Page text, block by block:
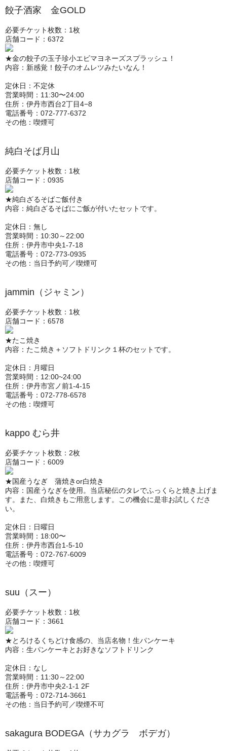
餃子酒家 金GOLD
必要チケット枚数：1枚
店舗コード：6372
★金の餃子の玉子珍小エビマヨネーズスプラッシュ！
内容：新感覚！餃子のオムレツみたいなん！
定休日：不定休
営業時間：11:30〜24:00
住所：伊丹市西台2丁目4−8
電話番号：072-777-6372
その他：喫煙可
純白そば月山
必要チケット枚数：1枚
店舗コード：0935
★純白ざるそばご飯付き
内容：純白ざるそばにご飯が付いたセットです。
定休日：無し
営業時間：10:30～22:00
住所：伊丹市中央1-7-18
電話番号：072-773-0935
その他：当日予約可／喫煙可
jammin（ジャミン）
必要チケット枚数：1枚
店舗コード：6578
★たこ焼き
内容：たこ焼き＋ソフトドリンク１杯のセットです。
定休日：月曜日
営業時間：12:00~24:00
住所：伊丹市宮ノ前1-4-15
電話番号：072-778-6578
その他：喫煙可
kappo むら井
必要チケット枚数：2枚
店舗コード：6009
★国産うなぎ 蒲焼きor白焼き
内容：国産うなぎを使用。当店秘伝のタレでふっくらと焼き上げま
す。また、白焼きもご用意します。この機会に是非お試しくださ
い。
定休日：日曜日
営業時間：18:00〜
住所：伊丹市西台1‐5‐10
電話番号：072-767-6009
その他：喫煙可
suu（スー）
必要チケット枚数：1枚
店舗コード：3661
★とろけるくちどけ食感の、当店名物！生パンケーキ
内容：生パンケーキとお好きなソフトドリンク
定休日：なし
営業時間：11:30～22:00
住所：伊丹市中央2-1-1 2F
電話番号：072-714-3661
その他：当日予約可／喫煙不可
sakagura BODEGA（サカグラ ボデガ）